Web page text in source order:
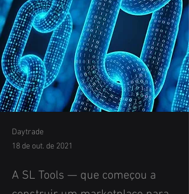
Daytrade
18 de out. de 2021
A SL Tools — que começou a